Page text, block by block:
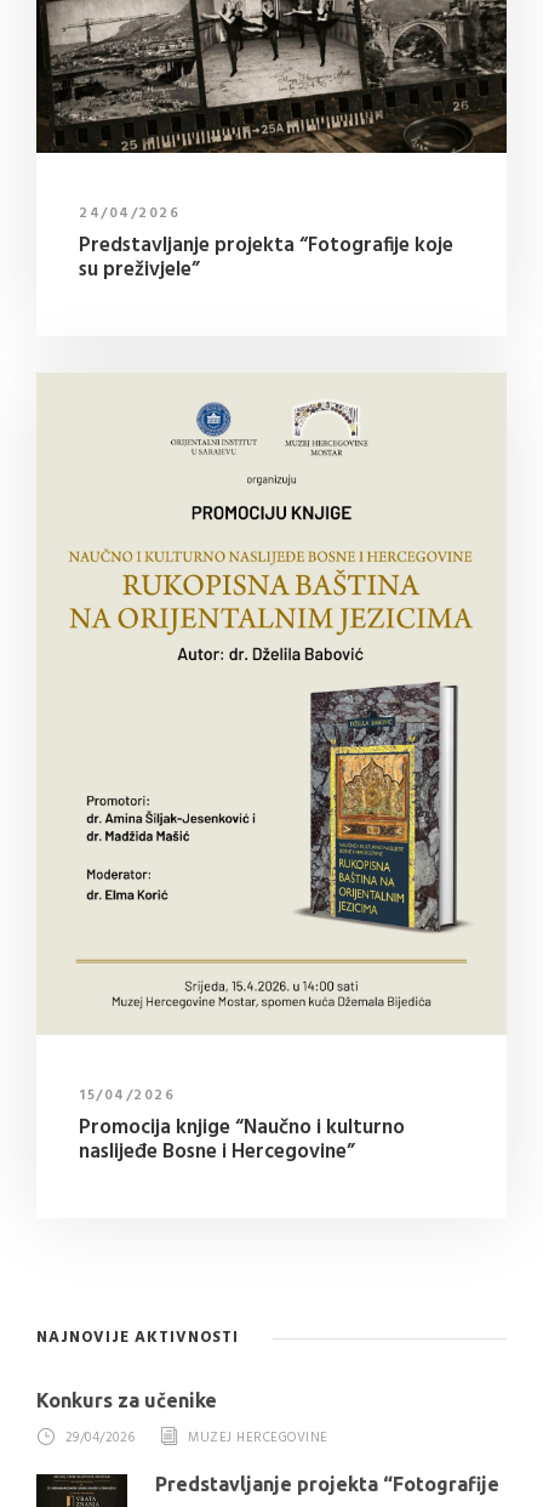
24/04/2026
Predstavljanje projekta “Fotografije koje
su preživjele”
15/04/2026
Promocija knjige “Naučno i kulturno
naslijeđe Bosne i Hercegovine”
NAJNOVIJE AKTIVNOSTI
Konkurs za učenike
29/04/2026
MUZEJ HERCEGOVINE
Predstavljanje projekta “Fotografije